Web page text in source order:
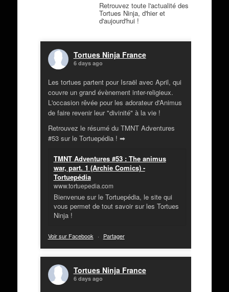
Retrouvez toute l'actualité des
Tortues Ninja, d'hier et
d'aujourd'hui !
Tortues Ninja France
6 days ago
Les tortues partent pour Israël avec April, qui
couvre un grand évènement inter-religieux.
L'occasion rêvée pour les adorateur d'Animus
de faire revenir leur "divinité" à la vie !
Retrouvez le résumé du TMNT Adventures
#53 sur le Tortuepédia ! ➡
TMNT Adventures #53 : The animus
war, part. 1 (Archie Comics) -
Tortuepédia
www.tortuepedia.com
Bienvenue sur le Tortuepédia, le site qui
vous permet de tout savoir sur les Tortues
Ninja !
Voir sur Facebook · Partager
Tortues Ninja France
6 days ago